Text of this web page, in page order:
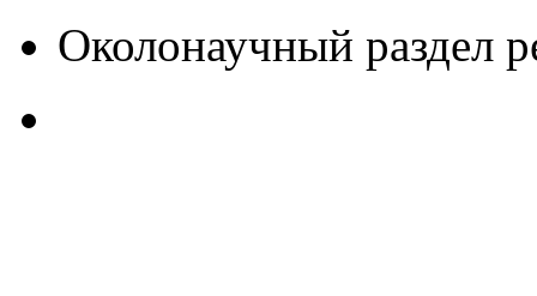
Околонаучный раздел